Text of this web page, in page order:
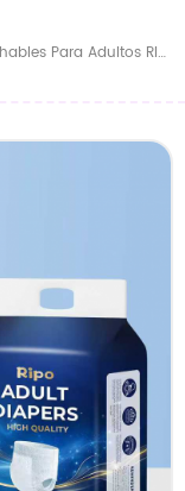
Pañales Desechables Para Adultos RIPO, Venta Al Por Mayor OEM A Precio Competitivo